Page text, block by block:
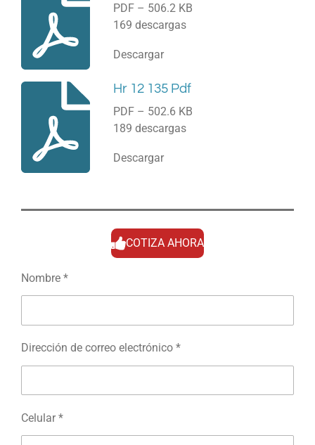
PDF – 506.2 KB
169 descargas
Descargar
Hr 12 135 Pdf
PDF – 502.6 KB
189 descargas
Descargar
COTIZA AHORA
Nombre *
Dirección de correo electrónico *
Celular *